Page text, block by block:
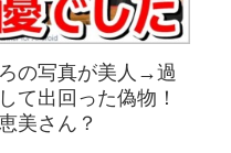
の写真が美人→過
て出回った偽物！
美さん？